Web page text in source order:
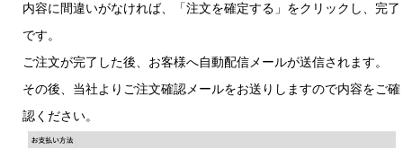
内容に間違いがなければ、「注文を確定する」をクリックし、完了
です。
ご注文が完了した後、お客様へ自動配信メールが送信されます。
その後、当社よりご注文確認メールをお送りしますので内容をご確
認ください。